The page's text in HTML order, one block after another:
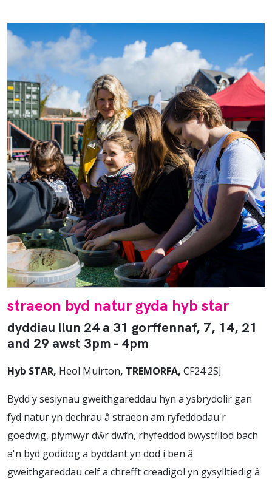
straeon byd natur gyda hyb star
dyddiau llun 24 a 31 gorffennaf, 7, 14, 21
and 29 awst 3pm - 4pm
Hyb STAR, Heol Muirton, TREMORFA, CF24 2SJ
Bydd y sesiynau gweithgareddau hyn a ysbrydolir gan
fyd natur yn dechrau â straeon am ryfeddodau'r
goedwig, plymwyr dŵr dwfn, rhyfeddod bwystfilod bach
a'n byd godidog a byddant yn dod i ben â
gweithgareddau celf a chrefft creadigol yn gysylltiedig â